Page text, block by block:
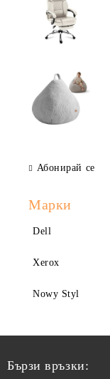
Абонирай се
Марки
Dell
Xerox
Nowy Styl
Бързи връзки: